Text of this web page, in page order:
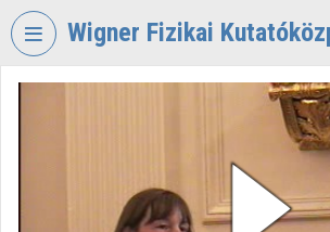
Skip header
Wigner Fizikai
KUTATÓKÖZPONT